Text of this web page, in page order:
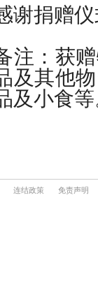
连结政策
免责声明